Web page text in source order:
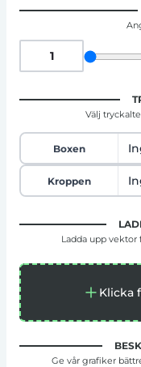
Välj
Boxen
Kroppen
Ladda upp
Klicka
Ge vår grafiker